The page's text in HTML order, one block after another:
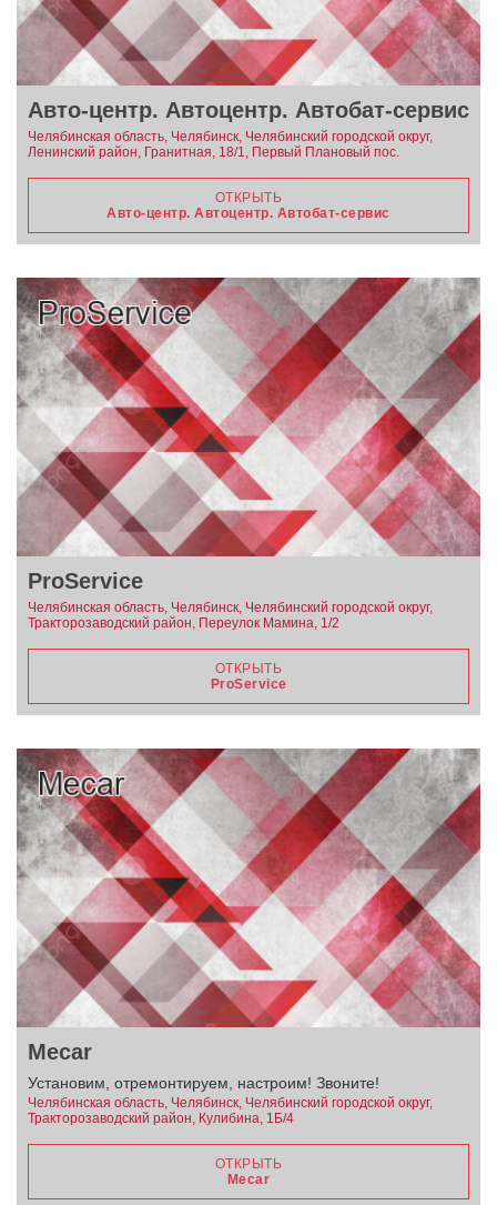
Авто-центр. Автоцентр. Автобат-сервис
Челябинская область, Челябинск, Челябинский городской округ,
Ленинский район, Гранитная, 18/1, Первый Плановый пос.
ОТКРЫТЬ
Авто-центр. Автоцентр. Автобат-сервис
ProService
Челябинская область, Челябинск, Челябинский городской округ,
Тракторозаводский район, Переулок Мамина, 1/2
ОТКРЫТЬ
ProService
Mecar
Установим, отремонтируем, настроим! Звоните!
Челябинская область, Челябинск, Челябинский городской округ,
Тракторозаводский район, Кулибина, 1Б/4
ОТКРЫТЬ
Mecar